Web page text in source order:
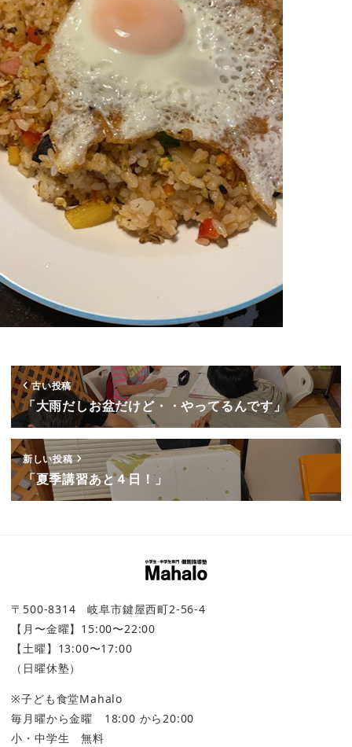
古い投稿
「大雨だしお盆だけど・・やってるんです」
新しい投稿
「夏季講習あと４日！」
〒500-8314 岐阜市鍵屋西町2-56-4
【月〜金曜】15:00〜22:00
【土曜】13:00〜17:00
（日曜休塾）
※子ども食堂Mahalo
毎月曜から金曜 18:00 から20:00
小・中学生 無料